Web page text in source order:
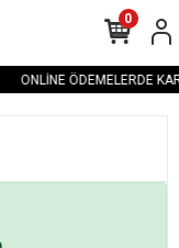
ONLİNE ÖDEMELERDE
0